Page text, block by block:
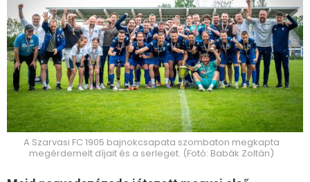
A Szarvasi FC 1905 bajnokcsapata szombaton megkapta
megérdemelt díjait és a serleget. (Fotó: Babák Zoltán)